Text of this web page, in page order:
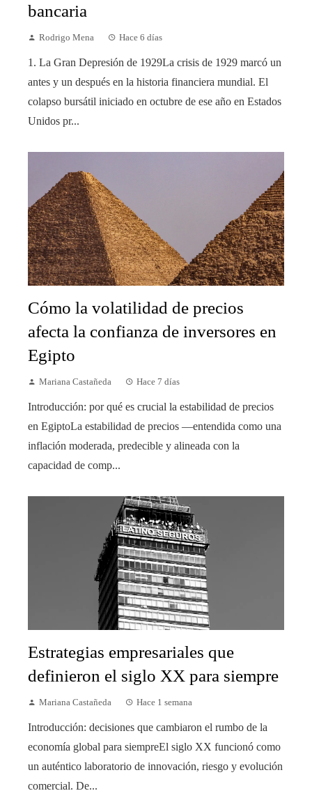
bancaria
Rodrigo Mena Hace 6 días
1. La Gran Depresión de 1929La crisis de 1929 marcó un
antes y un después en la historia financiera mundial. El
colapso bursátil iniciado en octubre de ese año en Estados
Unidos pr...
Cómo la volatilidad de precios
afecta la confianza de inversores en
Egipto
Mariana Castañeda Hace 7 días
Introducción: por qué es crucial la estabilidad de precios
en EgiptoLa estabilidad de precios —entendida como una
inflación moderada, predecible y alineada con la
capacidad de comp...
Estrategias empresariales que
definieron el siglo XX para siempre
Mariana Castañeda Hace 1 semana
Introducción: decisiones que cambiaron el rumbo de la
economía global para siempreEl siglo XX funcionó como
un auténtico laboratorio de innovación, riesgo y evolución
comercial. De...